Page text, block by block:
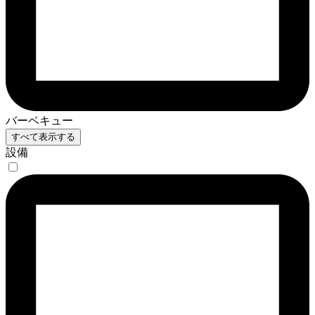
バーベキュー
すべて表示する
設備